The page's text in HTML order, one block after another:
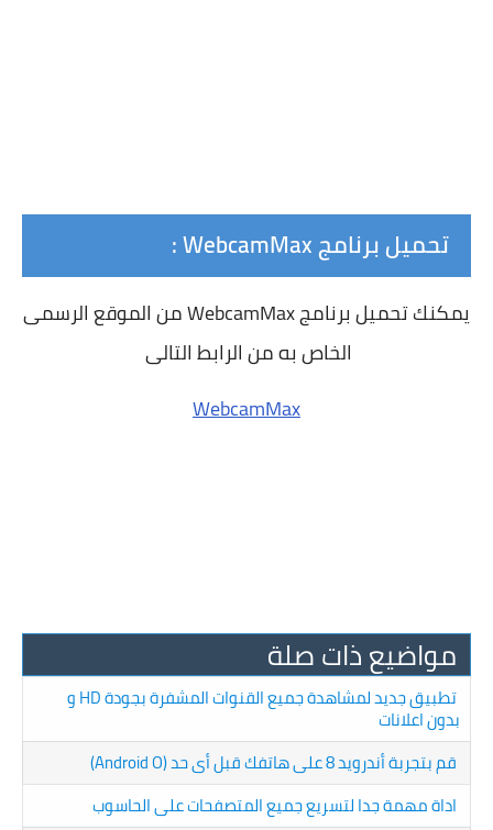
تحميل برنامج WebcamMax :
يمكنك تحميل برنامج WebcamMax من الموقع الرسمى
الخاص به من الرابط التالى
WebcamMax
مواضيع ذات صلة
تطبيق جديد لمشاهدة جميع القنوات المشفرة بجودة HD و
بدون اعلانات
قم بتجربة أندرويد 8 على هاتفك قبل أى حد (Android O)
اداة مهمة جدا لتسريع جميع المتصفحات على الحاسوب